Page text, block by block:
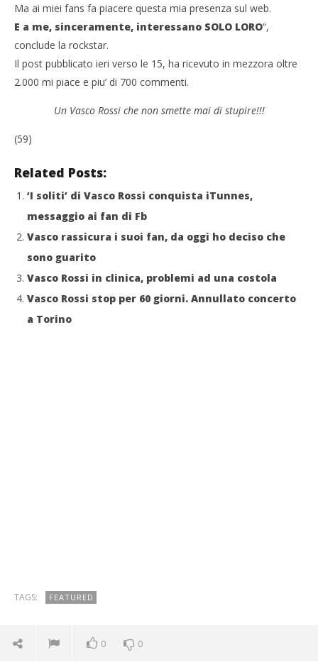
Ma ai miei fans fa piacere questa mia presenza sul web.
E a me, sinceramente, interessano SOLO LORO“,
conclude la rockstar.
Il post pubblicato ieri verso le 15, ha ricevuto in mezzora oltre
2.000 mi piace e piu’ di 700 commenti.
Un Vasco Rossi che non smette mai di stupire!!!
(59)
Related Posts:
‘I soliti’ di Vasco Rossi conquista iTunnes,
messaggio ai fan di Fb
Vasco rassicura i suoi fan, da oggi ho deciso che
sono guarito
Vasco Rossi in clinica, problemi ad una costola
Vasco Rossi stop per 60 giorni. Annullato concerto
a Torino
TAGS: FEATURED
0 0